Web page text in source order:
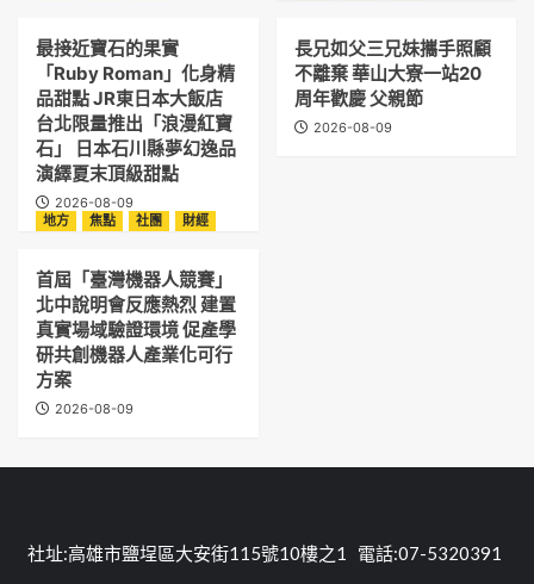
最接近寶石的果實
「Ruby Roman」化身精
品甜點 JR東日本大飯店
台北限量推出「浪漫紅寶
石」 日本石川縣夢幻逸品
演繹夏末頂級甜點
2026-08-09
長兄如父三兄妹攜手照顧
不離棄 華山大寮一站20
周年歡慶 父親節
2026-08-09
地方 焦點 社團 財經
首屆「臺灣機器人競賽」
北中說明會反應熱烈 建置
真實場域驗證環境 促產學
研共創機器人產業化可行
方案
2026-08-09
社址:高雄市鹽埕區大安街115號10樓之1 電話:07-5320391